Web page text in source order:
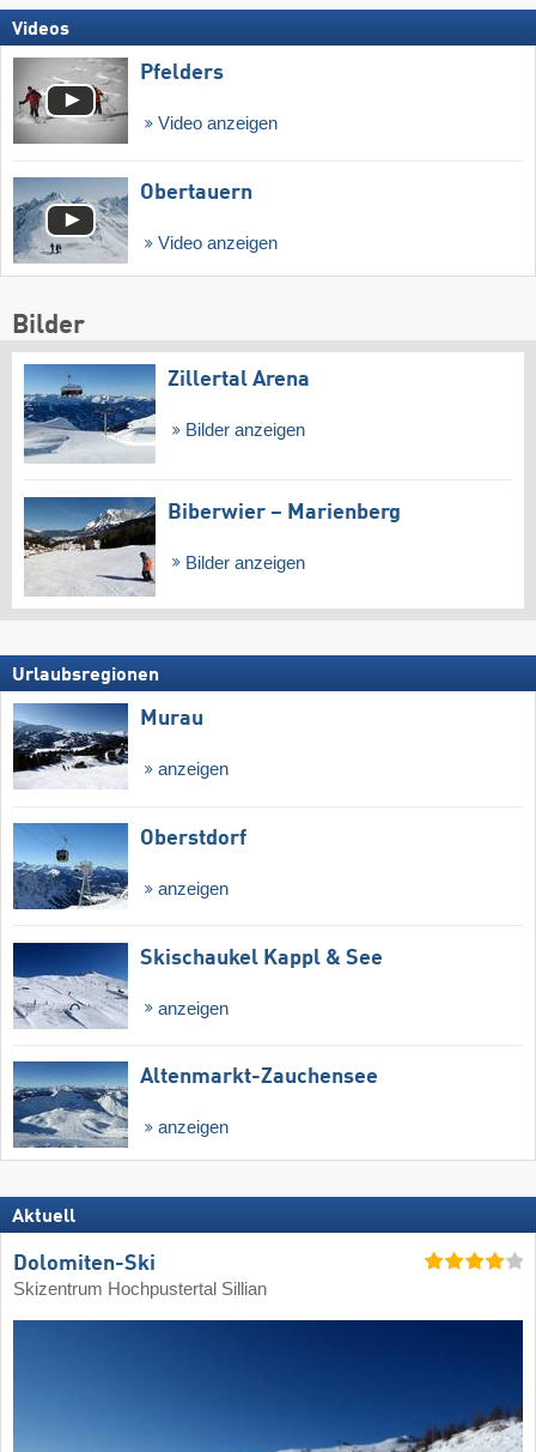
Videos
Pfelders
Video anzeigen
Obertauern
Video anzeigen
Bilder
Zillertal Arena
Bilder anzeigen
Biberwier – Marienberg
Bilder anzeigen
Urlaubsregionen
Murau
anzeigen
Oberstdorf
anzeigen
Skischaukel Kappl & See
anzeigen
Altenmarkt-Zauchensee
anzeigen
Aktuell
Dolomiten-Ski
Skizentrum Hochpustertal Sillian